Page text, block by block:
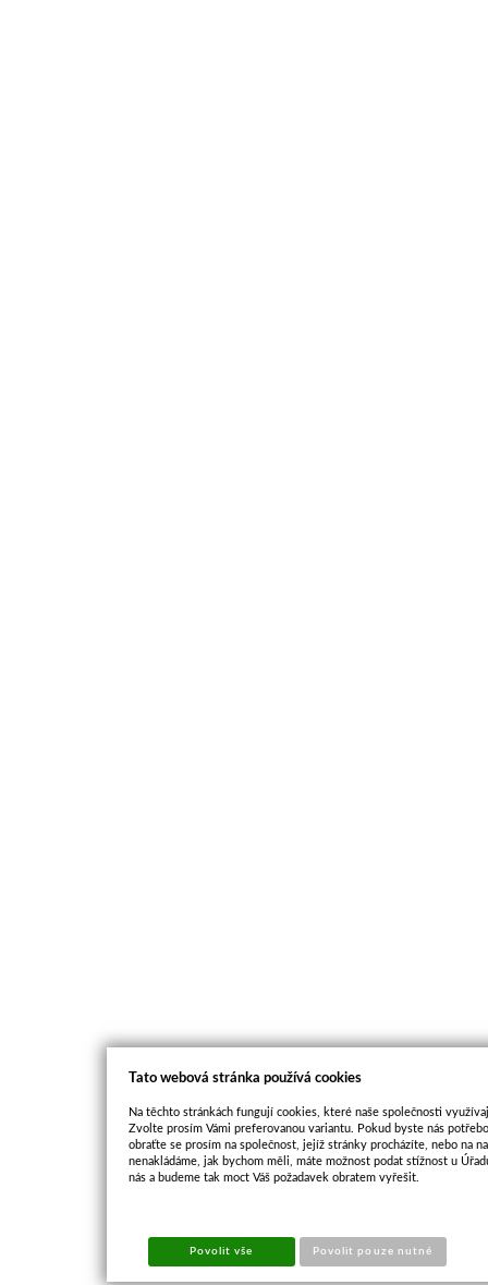
Tato webová stránka používá cookies
Na těchto stránkách fungují cookies, které naše společnosti
Zvolte prosím Vámi preferovanou variantu. Pokud byste nás
obraťte se prosím na společnost, jejíž stránky procházíte, nebo na
nenakládáme, jak bychom měli, máte možnost podat stížnost u
nás a budeme tak moct Váš požadavek obratem vyřešit.
Povolit vše Povolit pouze nutné